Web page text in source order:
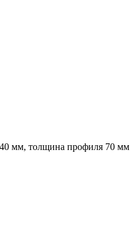
мм, толщина профиля 70 мм